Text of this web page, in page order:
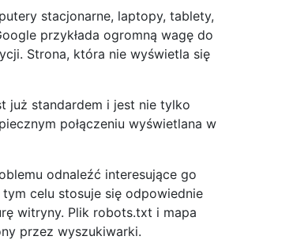
stacjonarne, laptopy, tablety,
przykłada ogromną wagę do
Strona, która nie wyświetla się
już standardem i jest nie tylko
połączeniu wyświetlana w
odnaleźć interesujące go
celu stosuje się odpowiednie
witryny. Plik robots.txt i mapa
przez wyszukiwarki.